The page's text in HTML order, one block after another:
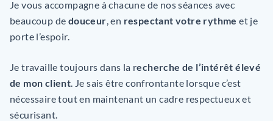
Je vous accompagne à chacune de nos séances avec
beaucoup de douceur, en respectant votre rythme et je
porte l’espoir.
Je travaille toujours dans la recherche de l’intérêt élevé
de mon client. Je sais être confrontante lorsque c’est
nécessaire tout en maintenant un cadre respectueux et
sécurisant.